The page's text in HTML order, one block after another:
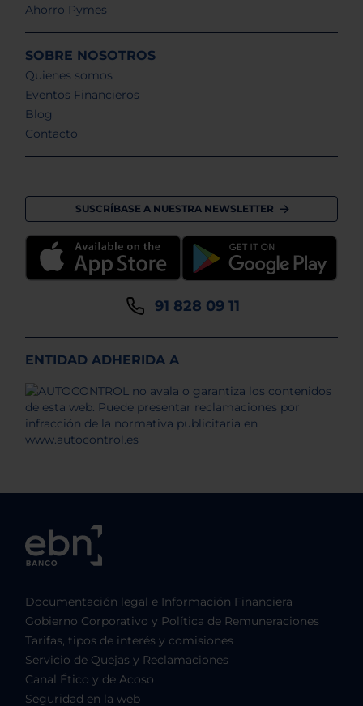
Ahorro Pymes
SOBRE NOSOTROS
Quienes somos
Eventos Financieros
Blog
Contacto
SUSCRÍBASE A NUESTRA NEWSLETTER
91 828 09 11
ENTIDAD ADHERIDA A
Documentación legal e Información Financiera
Gobierno Corporativo y Política de Remuneraciones
Tarifas, tipos de interés y comisiones
Servicio de Quejas y Reclamaciones
Canal Ético y de Acoso
Seguridad en la web